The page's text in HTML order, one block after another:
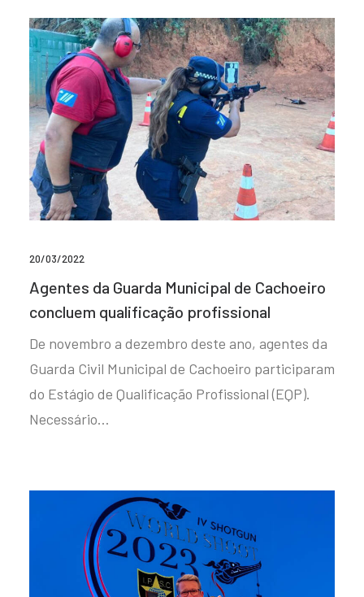
20/03/2022
Agentes da Guarda Municipal de Cachoeiro
concluem qualificação profissional
De novembro a dezembro deste ano, agentes da
Guarda Civil Municipal de Cachoeiro participaram
do Estágio de Qualificação Profissional (EQP).
Necessário…